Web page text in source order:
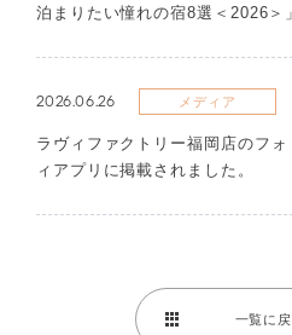
泊まりたい憧れの宿8選＜2026＞
2026.06.26 メディア
ラヴィファクトリー福岡店のフ
ィアプリに掲載されました。
一覧に